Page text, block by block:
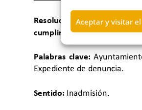
Aceptar y visitar